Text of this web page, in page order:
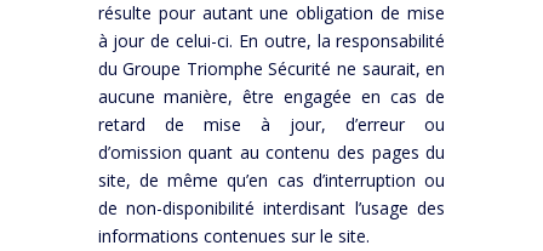
résulte pour autant une obligation de mise
à jour de celui-ci. En outre, la responsabilité
du Groupe Triomphe Sécurité ne saurait, en
aucune manière, être engagée en cas de
retard de mise à jour, d’erreur ou
d’omission quant au contenu des pages du
site, de même qu’en cas d’interruption ou
de non-disponibilité interdisant l’usage des
informations contenues sur le site.